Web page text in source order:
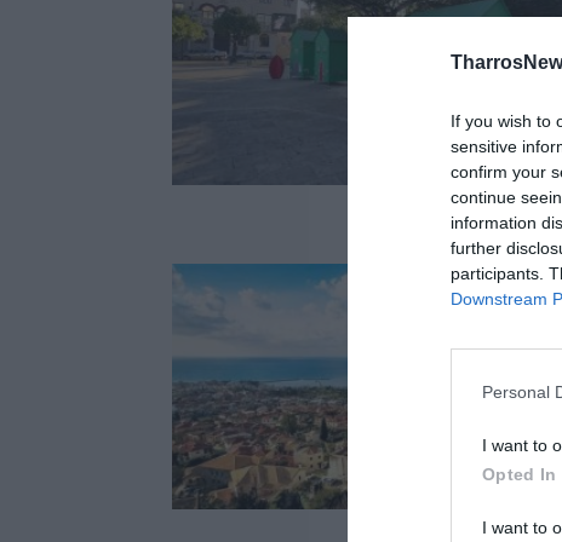
If you wish to
sensitive
confirm your
continue
information
further
participants.
Downstream
Personal
I want to
Opted In
I want to